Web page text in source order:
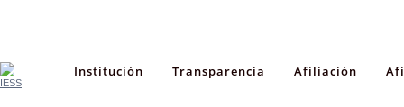
Institución Transparencia Afiliación